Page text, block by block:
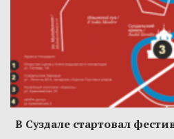
В Суздале стартовал